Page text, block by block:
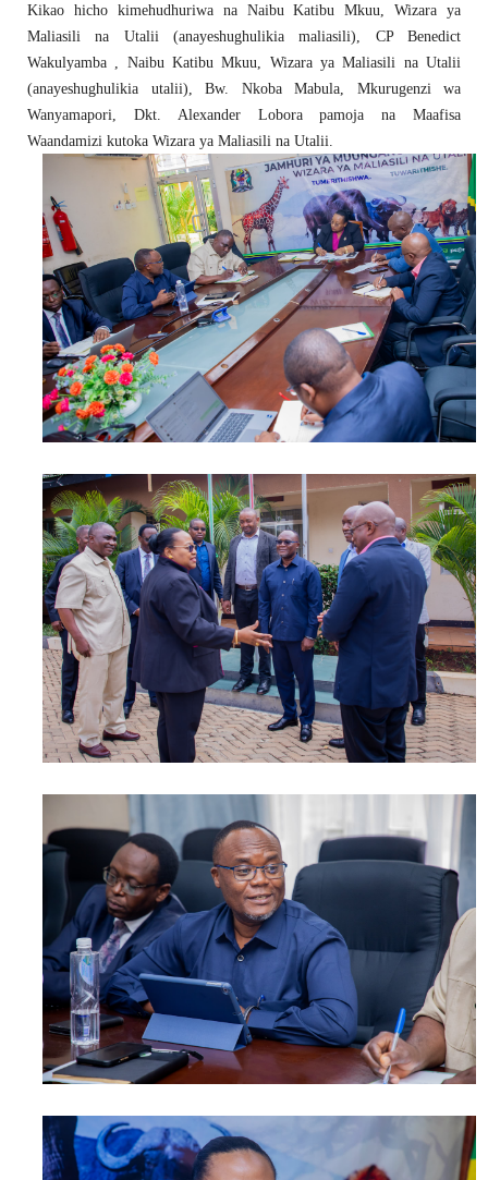
Kikao hicho kimehudhuriwa na Naibu Katibu Mkuu, Wizara ya
Maliasili na Utalii (anayeshughulikia maliasili), CP Benedict
Wakulyamba , Naibu Katibu Mkuu, Wizara ya Maliasili na Utalii
(anayeshughulikia utalii), Bw. Nkoba Mabula, Mkurugenzi wa
Wanyamapori, Dkt. Alexander Lobora pamoja na Maafisa
Waandamizi kutoka Wizara ya Maliasili na Utalii.